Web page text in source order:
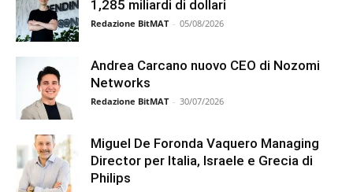
1,285 miliardi di dollari
Redazione BitMAT - 05/08/2026
Andrea Carcano nuovo CEO di Nozomi
Networks
Redazione BitMAT - 30/07/2026
Miguel De Foronda Vaquero Managing
Director per Italia, Israele e Grecia di
Philips